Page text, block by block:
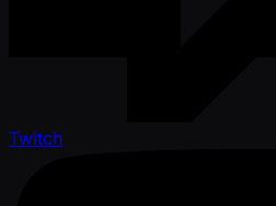
Twitch